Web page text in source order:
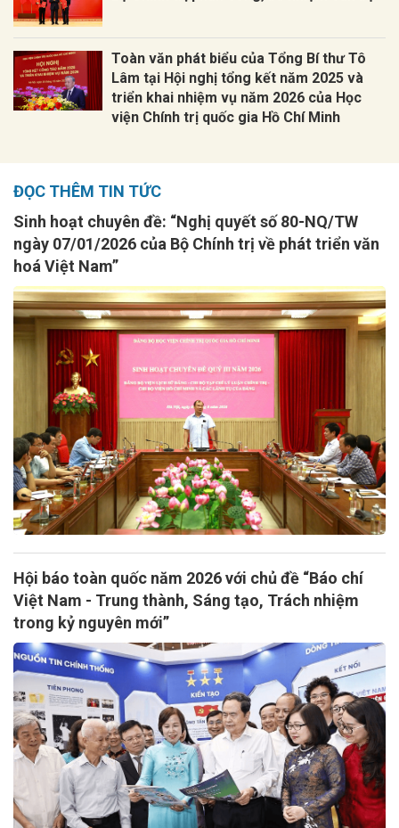
Toàn văn phát biểu của Tổng Bí thư Tô
Lâm tại Hội nghị tổng kết năm 2025 và
triển khai nhiệm vụ năm 2026 của Học
viện Chính trị quốc gia Hồ Chí Minh
ĐỌC THÊM TIN TỨC
Sinh hoạt chuyên đề: “Nghị quyết số 80-NQ/TW
ngày 07/01/2026 của Bộ Chính trị về phát triển văn
hoá Việt Nam”
Hội báo toàn quốc năm 2026 với chủ đề “Báo chí
Việt Nam - Trung thành, Sáng tạo, Trách nhiệm
trong kỷ nguyên mới”